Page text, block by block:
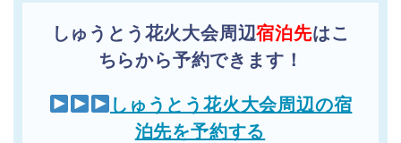
しゅうとう花火大会周辺宿泊先はこ
ちらから予約できます！
しゅうとう花火大会周辺の宿
泊先を予約する